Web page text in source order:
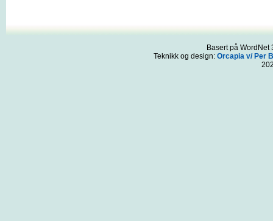
Basert på
Teknikk og design: Orcapia v/ Per